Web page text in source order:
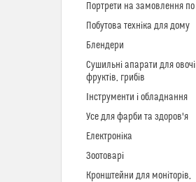
Портрети на замовлення
Побутова техніка для дому
Блендери
Сушильні апарати для
фруктів, грибів
Інструменти і обладнання
Усе для фарби та здоров'я
Електроніка
Зоотоварі
Кронштейни для моніторів,